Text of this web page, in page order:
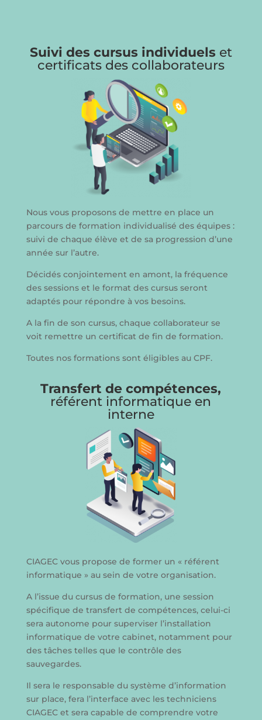
Suivi des cursus individuels et
certificats des collaborateurs
Nous vous proposons de mettre en place un
parcours de formation individualisé des équipes :
suivi de chaque élève et de sa progression d’une
année sur l’autre.
Décidés conjointement en amont, la fréquence
des sessions et le format des cursus seront
adaptés pour répondre à vos besoins.
A la fin de son cursus, chaque collaborateur se
voit remettre un certificat de fin de formation.
Toutes nos formations sont éligibles au CPF.
Transfert de compétences,
référent informatique en
interne
CIAGEC vous propose de former un « référent
informatique » au sein de votre organisation.
A l’issue du cursus de formation, une session
spécifique de transfert de compétences, celui-ci
sera autonome pour superviser l’installation
informatique de votre cabinet, notamment pour
des tâches telles que le contrôle des
sauvegardes.
Il sera le responsable du système d’information
sur place, fera l’interface avec les techniciens
CIAGEC et sera capable de comprendre votre